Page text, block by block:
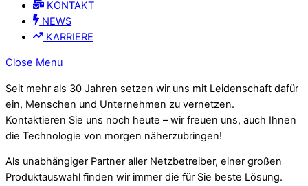
KONTAKT
NEWS
KARRIERE
Close Menu
Seit mehr als 30 Jahren setzen wir uns mit Leidenschaft dafür
ein, Menschen und Unternehmen zu vernetzen.
Kontaktieren Sie uns noch heute – wir freuen uns, auch Ihnen
die Technologie von morgen näherzubringen!
Als unabhängiger Partner aller Netzbetreiber, einer großen
Produktauswahl finden wir immer die für Sie beste Lösung.